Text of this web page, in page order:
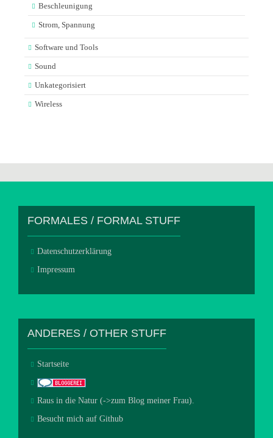
Beschleunigung
Strom, Spannung
Software und Tools
Sound
Unkategorisiert
Wireless
FORMALES / FORMAL STUFF
Datenschutzerklärung
Impressum
ANDERES / OTHER STUFF
Startseite
Raus in die Natur (->zum Blog meiner Frau).
Besucht mich auf Github